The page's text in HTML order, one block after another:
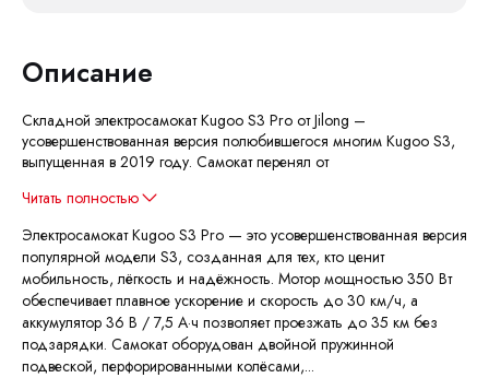
Описание
Складной электросамокат Kugoo S3 Pro от Jilong –
усовершенствованная версия полюбившегося многим Kugoo S3,
выпущенная в 2019 году. Самокат перенял от
Читать полностью
Электросамокат Kugoo S3 Pro — это усовершенствованная версия
популярной модели S3, созданная для тех, кто ценит
мобильность, лёгкость и надёжность. Мотор мощностью 350 Вт
обеспечивает плавное ускорение и скорость до 30 км/ч, а
аккумулятор 36 В / 7,5 А·ч позволяет проезжать до 35 км без
подзарядки. Самокат оборудован двойной пружинной
подвеской, перфорированными колёсами,...